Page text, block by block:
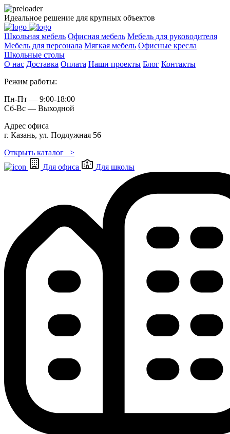
Идеальное решение для крупных объектов
Школьная мебель Офисная мебель Мебель для руководителя
Мебель для персонала Мягкая мебель Офисные кресла
Школьные cтолы
О нас Доставка Оплата Наши проекты Блог Контакты
Режим работы:
Пн-Пт — 9:00-18:00
Сб-Вс — Выходной
Адрес офиса
г. Казань, ул. Подлужная 56
Открыть каталог >
Для офиса
Для школы